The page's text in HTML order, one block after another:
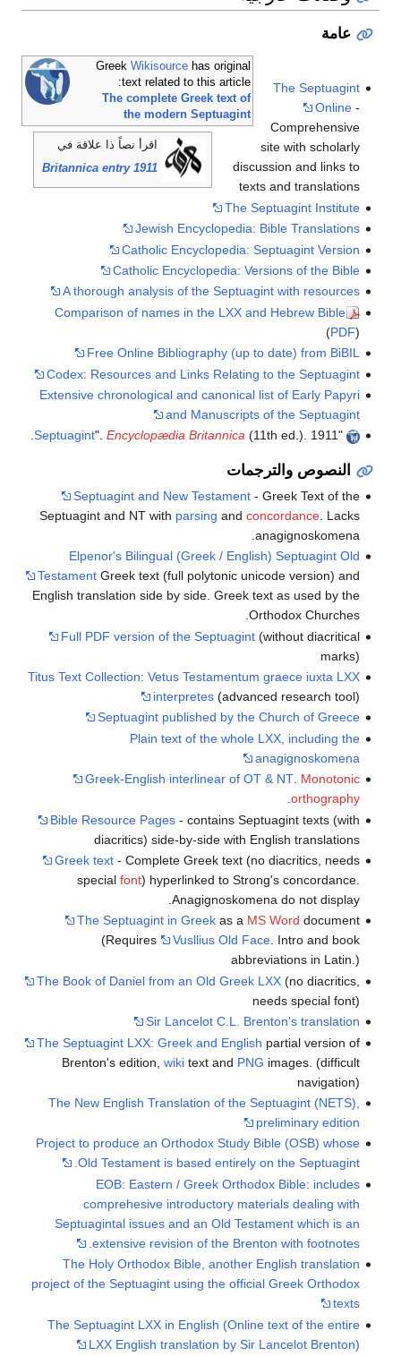
عامة
GreekWikisourcehas original
text related to this article:
The complete Greek text of
the modern Septuagint
اقرأ نصاً ذا علاقة في
1911 Britannica entry
The Septuagint
Online
Comprehensive
site with scholarly
discussion and links to
texts and translations
The Septuagint Institute
Jewish Encyclopedia: Bible Translations
Catholic Encyclopedia: Septuagint Version
Catholic Encyclopedia: Versions of the Bible
A thorough analysis of the Septuagint with resources
Comparison of names in the LXX and Hebrew Bible
(
Free Online Bibliography (up to date) from BiBIL
Codex: Resources and Links Relating to the Septuagint
Extensive chronological and canonical list of Early Papyri
and Manuscripts of the Septuagint
"
Septuagint".Encyclopædia Britannica (11th ed.). 1911.
النصوص والترجمات
Septuagint and New Testament- Greek Text of the
Septuagint and NT withparsingandconcordance. Lacks
anagignoskomena.
Elpenor's Bilingual (Greek / English) Septuagint Old
TestamentGreek text (full polytonic unicode version) and
English translation side by side. Greek text as used by the
Orthodox Churches.
Full PDF version of the Septuagint(without diacritical
marks)
Titus Text Collection: Vetus Testamentum graece iuxta LXX
interpretes(advanced research tool)
Septuagint published by the Church of Greece
Plain text of the whole LXX, including the
anagignoskomena
Greek-English interlinear of OT & NT.Monotonic
orthography
.
Bible Resource Pages- contains Septuagint texts (with
diacritics) side-by-side with English translations
Greek text- Complete Greek text (no diacritics, needs
specialfont) hyperlinked to Strong's concordance.
Anagignoskomena do not display.
The Septuagint in Greek as aMS Worddocument
(Requires
Vusllius Old Face. Intro and book
abbreviations in Latin.)
The Book of Daniel from an Old Greek LXX(no diacritics,
needs special font)
Sir Lancelot C.L. Brenton's translation
The Septuagint LXX: Greek and Englishpartial version of
Brenton's edition,wikitext andPNGimages. (difficult
navigation)
The New English Translation of the Septuagint (NETS),
preliminary edition
Project to produce an Orthodox Study Bible (OSB) whose
Old Testament is based entirely on the Septuagint.
EOB: Eastern / Greek Orthodox Bible: includes
comprehesive introductory materials dealing with
Septuagintal issues and an Old Testament which is an
extensive revision of the Brenton with footnotes.
The Holy Orthodox Bible, another English translation
project of the Septuagint using the official Greek Orthodox
The Septuagint LXX in English (Online text of the entire
LXX English translation by Sir Lancelot Brenton)